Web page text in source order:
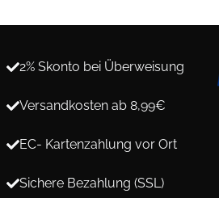
2% Skonto bei Überweisung
Versandkosten ab 8,99€
EC- Kartenzahlung vor Ort
Sichere Bezahlung (SSL)